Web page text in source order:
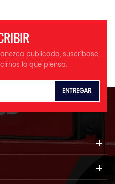
publicada, suscríbase,
lo que piensa.